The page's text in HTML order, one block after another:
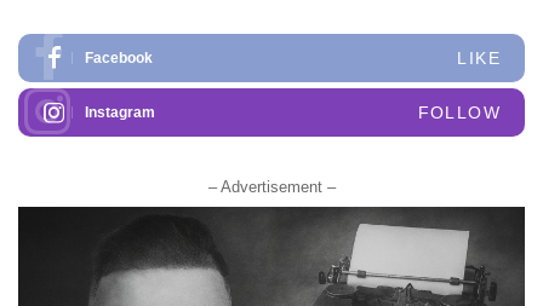
Facebook LIKE
Instagram FOLLOW
– Advertisement –